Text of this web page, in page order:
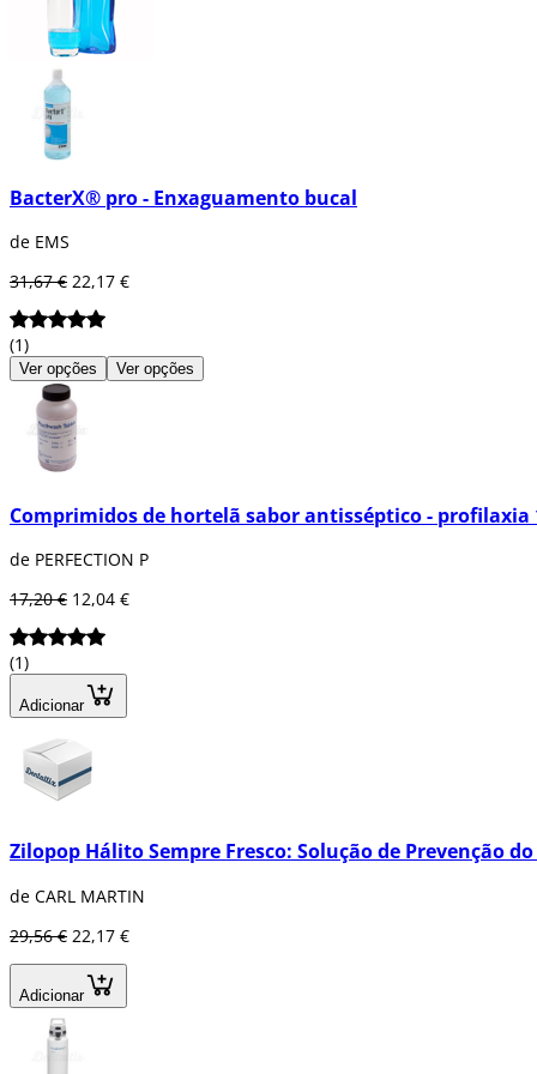
BacterX® pro - Enxaguamento bucal
de EMS
31,67 € 22,17 €
(1)
Ver opções Ver opções
Comprimidos de hortelã sabor antisséptico - profilaxia
de PERFECTION P
17,20 € 12,04 €
(1)
Adicionar
Zilopop Hálito Sempre Fresco: Solução de Prevenção
de CARL MARTIN
29,56 € 22,17 €
Adicionar